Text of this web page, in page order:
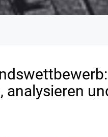
analysieren